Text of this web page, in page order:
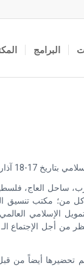
البرامج
تركيا – أنقرة.
المغرب، ساحل
كل من؛ مكتب
الإسلامي
تم تحضيرها أيضاً